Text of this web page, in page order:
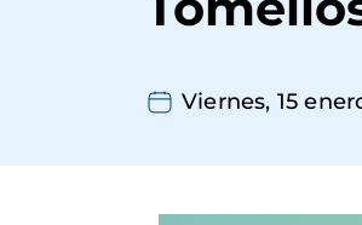
Viernes, 15